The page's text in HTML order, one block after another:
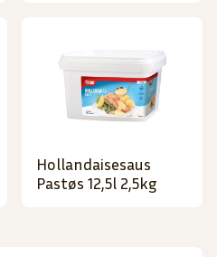
Hollandaisesaus
Pastøs 12,5l 2,5kg